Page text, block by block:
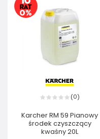
(0)
Karcher RM 59 Pianowy
środek czyszczący
kwaśny 20L